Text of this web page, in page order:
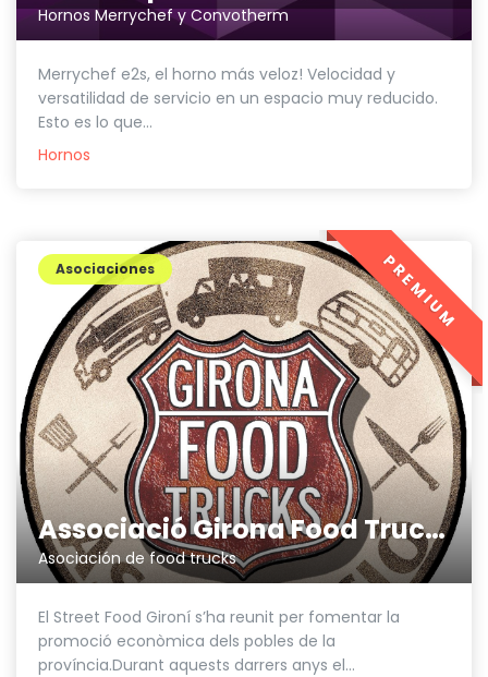
Hornos Merrychef y Convotherm
Merrychef e2s, el horno más veloz! Velocidad y
versatilidad de servicio en un espacio muy reducido.
Esto es lo que...
Hornos
Associació Girona Food Trucks
Asociación de food trucks
Asociaciones
El Street Food Gironí s’ha reunit per fomentar la
promoció econòmica dels pobles de la
província.Durant aquests darrers anys el...
PREMIUM